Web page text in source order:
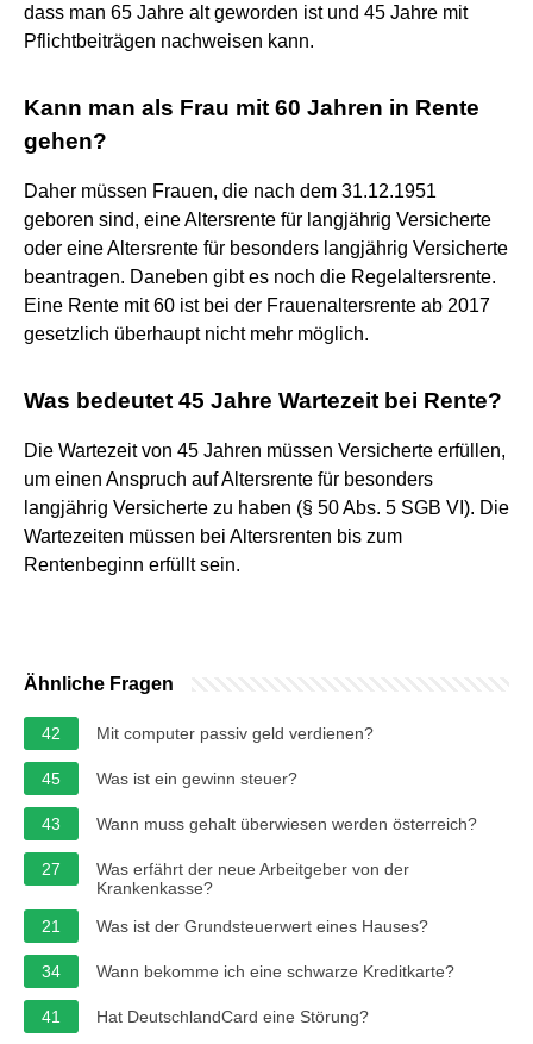
dass man 65 Jahre alt geworden ist und 45 Jahre mit
Pflichtbeiträgen nachweisen kann.
Kann man als Frau mit 60 Jahren in Rente
gehen?
Daher müssen Frauen, die nach dem 31.12.1951
geboren sind, eine Altersrente für langjährig Versicherte
oder eine Altersrente für besonders langjährig Versicherte
beantragen. Daneben gibt es noch die Regelaltersrente.
Eine Rente mit 60 ist bei der Frauenaltersrente ab 2017
gesetzlich überhaupt nicht mehr möglich.
Was bedeutet 45 Jahre Wartezeit bei Rente?
Die Wartezeit von 45 Jahren müssen Versicherte erfüllen,
um einen Anspruch auf Altersrente für besonders
langjährig Versicherte zu haben (§ 50 Abs. 5 SGB VI). Die
Wartezeiten müssen bei Altersrenten bis zum
Rentenbeginn erfüllt sein.
Ähnliche Fragen
42 Mit computer passiv geld verdienen?
45 Was ist ein gewinn steuer?
43 Wann muss gehalt überwiesen werden österreich?
27
Was erfährt der neue Arbeitgeber von der
Krankenkasse?
21
Was ist der Grundsteuerwert eines Hauses?
34 Wann bekomme ich eine schwarze Kreditkarte?
41 Hat DeutschlandCard eine Störung?